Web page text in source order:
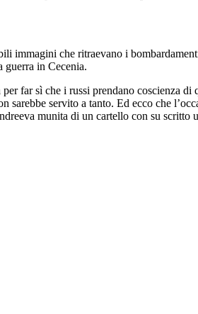
immagini che ritraevano i
guerra in Cecenia.
far sì che i russi prendano coscienza di
servito a tanto. Ed ecco che
munita di un cartello con su scritto